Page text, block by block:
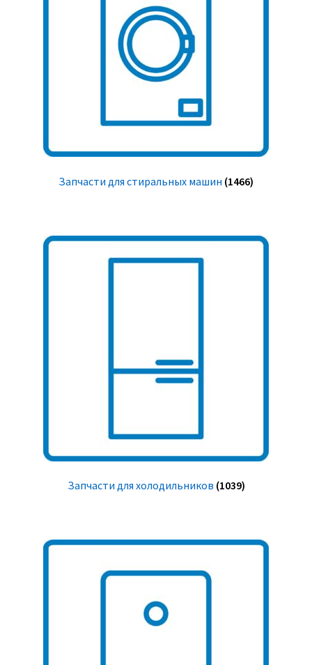
Запчасти для стиральных машин (1466)
Запчасти для холодильников (1039)